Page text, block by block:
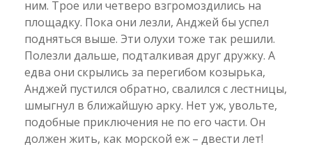
ним. Трое или четверо взгромоздились на
площадку. Пока они лезли, Анджей бы успел
подняться выше. Эти олухи тоже так решили.
Полезли дальше, подталкивая друг дружку. А
едва они скрылись за перегибом козырька,
Анджей пустился обратно, свалился с лестницы,
шмыгнул в ближайшую арку. Нет уж, увольте,
подобные приключения не по его части. Он
должен жить, как морской еж – двести лет!